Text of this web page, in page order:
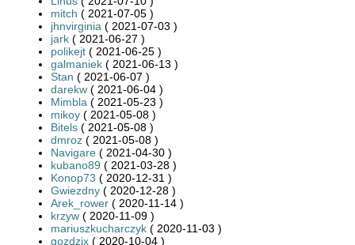
mitch ( 2021-07-05 )
jhnvirginia ( 2021-07-03 )
jark ( 2021-06-27 )
polikejt ( 2021-06-25 )
galmaniek ( 2021-06-13 )
Stan ( 2021-06-07 )
darekw ( 2021-06-04 )
Mimbla ( 2021-05-23 )
mikoy ( 2021-05-08 )
Bitels ( 2021-05-08 )
dmroz ( 2021-05-08 )
Navigare ( 2021-04-30 )
kubano89 ( 2021-03-28 )
Konop73 ( 2020-12-31 )
Gwiezdny ( 2020-12-28 )
Arek_rower ( 2020-11-14 )
krzyw ( 2020-11-09 )
mariuszkucharczyk ( 2020-11-03 )
gozdzix ( 2020-10-04 )